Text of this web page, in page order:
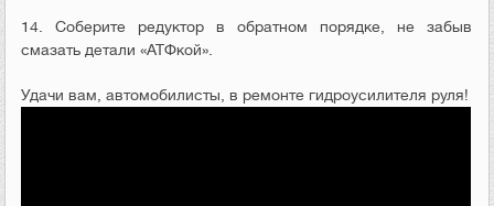
14. Соберите редуктор в обратном порядке, не забыв
смазать детали «АТФкой».
Удачи вам, автомобилисты, в ремонте гидроусилителя руля!